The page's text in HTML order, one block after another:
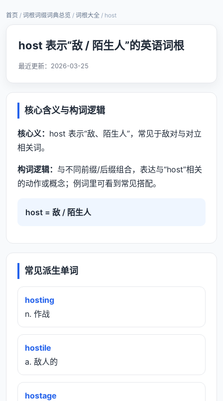
首页 / 词根词缀词典总览 / 词根大全 / host
host 表示“敌 / 陌生人”的英语词根
最近更新： 2026-03-25
核心含义与构词逻辑
核心义： host 表示“敌、陌生人”，常见于敌对与对立
相关词。
构词逻辑： 与不同前缀/后缀组合，表达与“host”相关
的动作或概念；例词里可看到常见搭配。
host = 敌 / 陌生人
常见派生单词
hosting
n. 作战
hostile
a. 敌人的
hostage